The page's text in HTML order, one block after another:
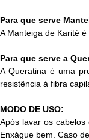
Para que serve
A Manteiga de Karité
Para que serve a
A Queratina é uma
resistência à fibra
MODO DE USO:
Após lavar os
Enxágue bem. Caso